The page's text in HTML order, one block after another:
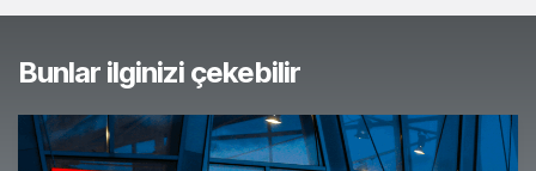
Bunlar ilginizi çekebilir